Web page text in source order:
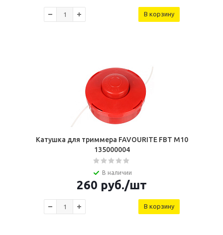
В корзину
Катушка для триммера FAVOURITE FBT M10
135000004
В наличии
260 руб./шт
В корзину